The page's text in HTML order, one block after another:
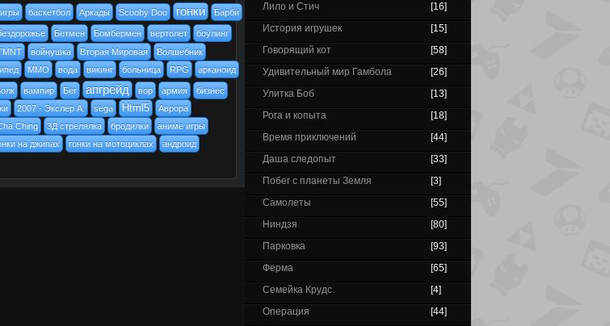
баскетбол Аркады Scooby Doo гонки Барби
Бетмен Бомбермен вертолет боулинг
войнушка Вторая Мировая
Волшебник
MMO вода викинг больница RPG арканоид
вампир Бег апгрейд вор армия
бизнес
2007 - Экслер А. sega Html5
Аврора
Ching 3Д стрелялка бродилки
аниме игры
на джипах гонки на мотоциклах
андроид
Лило и Стич
[16]
История игрушек
[15]
Говорящий кот
[58]
Удивительный мир Гамбола
[26]
Улитка Боб
[13]
Рога и копыта
[18]
Время приключений
[44]
Даша следопыт
[33]
Побег с планеты Земля
[3]
Самолеты
[55]
Ниндзя
[80]
Парковка
[93]
Ферма
[65]
Семейка Крудс
[4]
Операция
[44]